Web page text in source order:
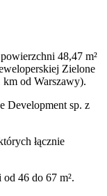
48,47 m²
Zielone
km od Warszawy).
Development sp. z
łącznie
46 do 67 m².